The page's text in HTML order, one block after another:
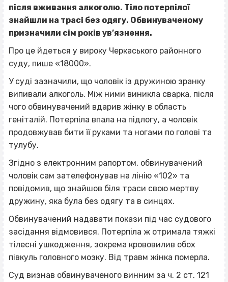
після вживання алкоголю. Тіло потерпілої
знайшли на трасі без одягу. Обвинуваченому
призначили сім років ув’язнення.
Про це йдеться у вироку Черкаського районного
суду, пише «18000».
У суді зазначили, що чоловік із дружиною зранку
випивали алкоголь. Між ними виникла сварка, після
чого обвинувачений вдарив жінку в область
геніталій. Потерпіла впала на підлогу, а чоловік
продовжував бити її руками та ногами по голові та
тулубу.
Згідно з електронним рапортом, обвинувачений
чоловік сам зателефонував на лінію «102» та
повідомив, що знайшов біля траси свою мертву
дружину, яка була без одягу та в синцях.
Обвинувачений надавати покази під час судового
засідання відмовився. Потерпіла ж отримала тяжкі
тілесні ушкодження, зокрема крововилив обох
півкуль головного мозку. Від травм жінка померла.
Суд визнав обвинуваченого винним за ч. 2 ст. 121